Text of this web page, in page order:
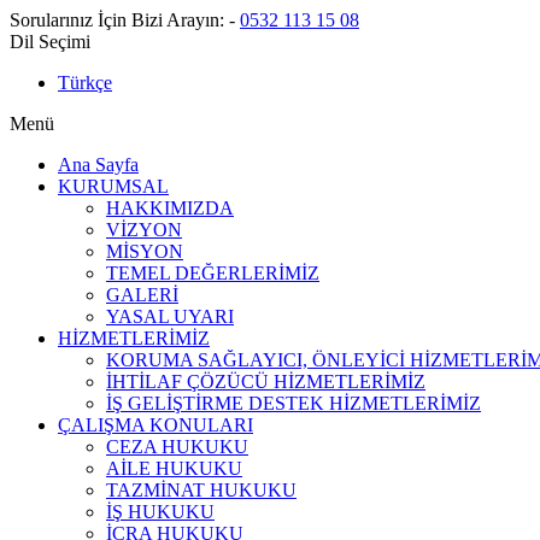
Sorularınız İçin Bizi Arayın: - 0532 113 15 08
Dil Seçimi
Türkçe
Menü
Ana Sayfa
KURUMSAL
HAKKIMIZDA
VİZYON
MİSYON
TEMEL DEĞERLERİMİZ
GALERİ
YASAL UYARI
HİZMETLERİMİZ
KORUMA SAĞLAYICI, ÖNLEYİCİ
İHTİLAF ÇÖZÜCÜ HİZMETLERİMİZ
İŞ GELİŞTİRME DESTEK HİZMETLERİMİZ
ÇALIŞMA KONULARI
CEZA HUKUKU
AİLE HUKUKU
TAZMİNAT HUKUKU
İŞ HUKUKU
İCRA HUKUKU